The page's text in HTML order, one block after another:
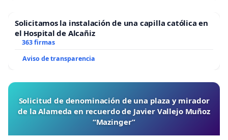
Solicitamos la instalación de una capilla católica en
el Hospital de Alcañiz
363 firmas
Aviso de transparencia
Solicitud de denominación de una plaza y mirador
de la Alameda en recuerdo de Javier Vallejo Muñoz
“Mazinger”